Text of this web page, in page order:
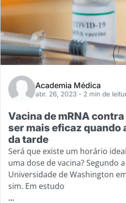
Academia Médica
abr. 26, 2023 - 2 min de
Vacina de mRNA
ser mais eficaz quando
da tarde
Será que existe um horário
uma dose de vacina? Segundo
Universidade de Washington
sim. Em estudo
...